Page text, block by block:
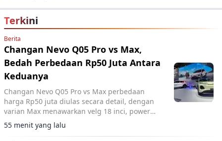
Terkini
Berita
Changan Nevo Q05 Pro vs Max,
Bedah Perbedaan Rp50 Juta Antara
Keduanya
Changan Nevo Q05 Pro vs Max perbedaan
harga Rp50 juta diulas secara detail, dengan
varian Max menawarkan velg 18 inci, power
tailgate, dan panoramic roof sementara
performa motor listrik tetap sama.
55 menit yang lalu